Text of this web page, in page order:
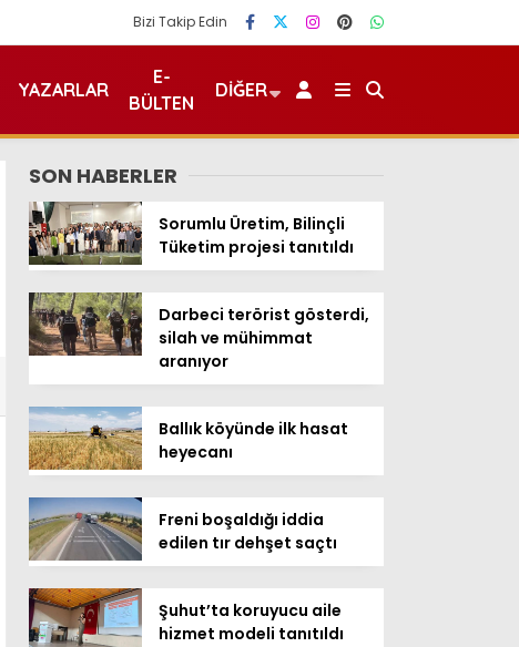
Bizi Takip Edin
YAZARLAR
E-
BÜLTEN
DIĞER
SON HABERLER
Sorumlu Üretim, Bilinçli
Tüketim projesi tanıtıldı
Darbeci terörist gösterdi,
silah ve mühimmat
aranıyor
Ballık köyünde ilk hasat
heyecanı
Freni boşaldığı iddia
edilen tır dehşet saçtı
Şuhut’ta koruyucu aile
hizmet modeli tanıtıldı